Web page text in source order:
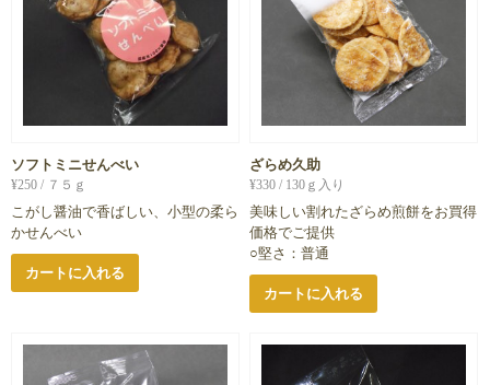
ソフトミニせんべい
¥250 / ７５ｇ
こがし醤油で香ばしい、小型の柔ら
かせんべい
カートに入れる
ざらめ久助
¥330 / 130ｇ入り
美味しい割れたざらめ煎餅をお買得
価格でご提供
○堅さ：普通
カートに入れる